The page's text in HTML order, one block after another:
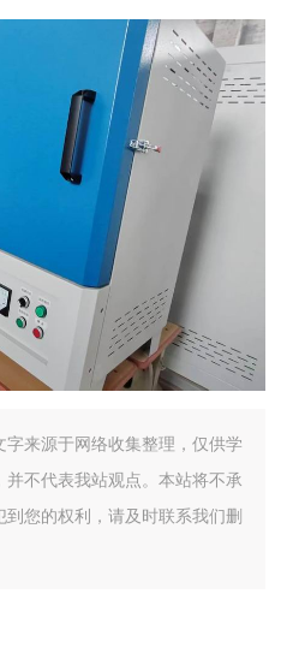
04-18 浏览量：370次
字来源于网络收集整理，仅供学
不代表我站观点。本站将不承
您的权利，请及时联系我们删